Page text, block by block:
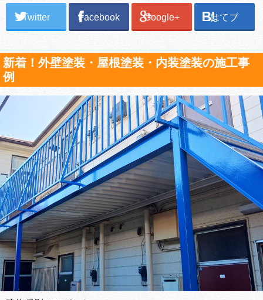
Twitter Facebook Google+ はてブ
新着！外壁塗装・屋根塗装・内装塗装の施工事
例